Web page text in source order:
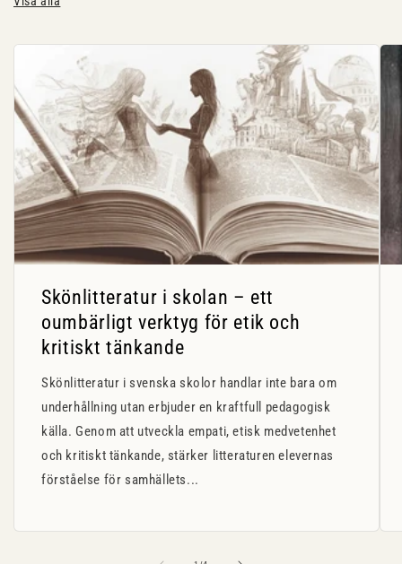
Skönlitteratur i skolan – ett
oumbärligt verktyg för etik och
kritiskt tänkande
Skönlitteratur i svenska skolor handlar inte bara om
underhållning utan erbjuder en kraftfull pedagogisk
källa. Genom att utveckla empati, etisk medvetenhet
och kritiskt tänkande, stärker litteraturen elevernas
förståelse för samhällets...